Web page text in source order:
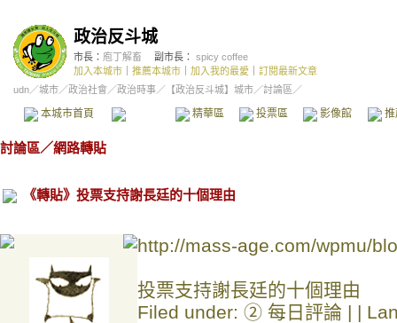
政治反斗城
市長： 庖丁解畜 副市長： spicy coffee
加入本城市
推薦本城市 加入我的最愛
訂閱最新文章
udn／城市／政治社會 ／政治時事／ 【政治反斗城】城市／討論區／
本城市首頁 精華區 投票區 影像館
討論區／網路轉貼
《轉貼》投票支持謝長廷的十個理由
http://mass-age.com/wpmu/
投票支持謝長廷的十個理由
Filed under: ② 每日評論 | |